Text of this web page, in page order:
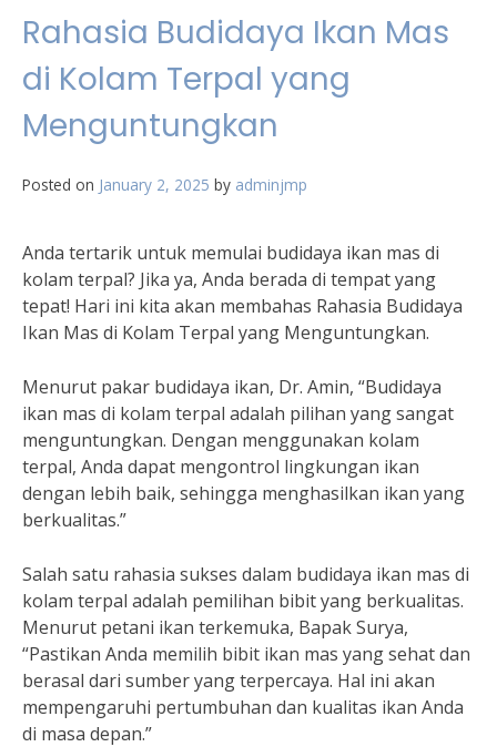
Rahasia Budidaya Ikan Mas
di Kolam Terpal yang
Menguntungkan
Posted on January 2, 2025 by adminjmp
Anda tertarik untuk memulai budidaya ikan mas di
kolam terpal? Jika ya, Anda berada di tempat yang
tepat! Hari ini kita akan membahas Rahasia Budidaya
Ikan Mas di Kolam Terpal yang Menguntungkan.
Menurut pakar budidaya ikan, Dr. Amin, “Budidaya
ikan mas di kolam terpal adalah pilihan yang sangat
menguntungkan. Dengan menggunakan kolam
terpal, Anda dapat mengontrol lingkungan ikan
dengan lebih baik, sehingga menghasilkan ikan yang
berkualitas.”
Salah satu rahasia sukses dalam budidaya ikan mas di
kolam terpal adalah pemilihan bibit yang berkualitas.
Menurut petani ikan terkemuka, Bapak Surya,
“Pastikan Anda memilih bibit ikan mas yang sehat dan
berasal dari sumber yang terpercaya. Hal ini akan
mempengaruhi pertumbuhan dan kualitas ikan Anda
di masa depan.”